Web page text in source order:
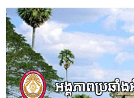
អង្គភាពប្រឆ